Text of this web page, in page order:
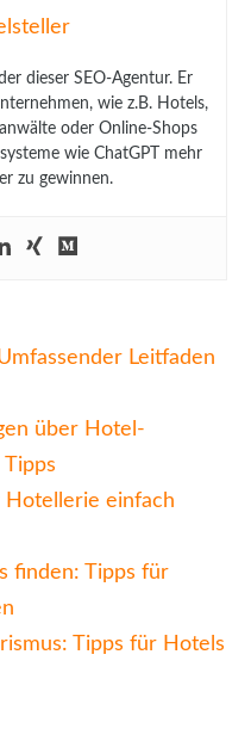
dieser SEO-Agentur. Er
wie z.B. Hotels,
oder Online-Shops
wie ChatGPT mehr
zu gewinnen.
Leitfaden
über Hotel-
Hotellerie einfach
finden: Tipps für
Tipps für Hotels